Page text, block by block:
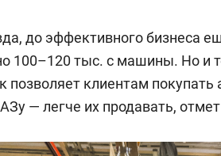
до эффективного бизнеса
100–120 тыс. с машины. Но и
позволяет клиентам
— легче их продавать,